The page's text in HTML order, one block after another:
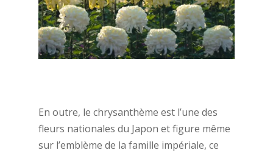
En outre, le chrysanthème est l’une des
fleurs nationales du Japon et figure même
sur l’emblème de la famille impériale, ce